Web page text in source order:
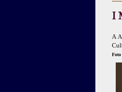
I
A
Foto